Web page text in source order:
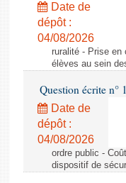
Date de
dépôt :
04/08/2026
ruralité - Prise en
élèves au sein
Question écrite n°
Date de
dépôt :
04/08/2026
ordre public -
dispositif de